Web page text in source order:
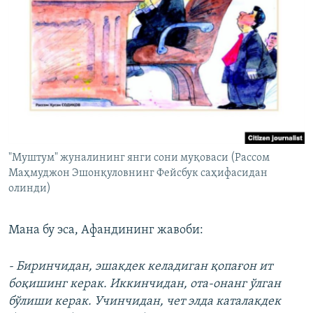
"Муштум" жуналининг янги сони муқоваси (Рассом
Маҳмуджон Эшонқуловнинг Фейсбук саҳифасидан
олинди)
Мана бу эса, Афандининг жавоби:
- Биринчидан, эшакдек келадиган қопағон ит
боқишинг керак. Иккинчидан, ота-онанг ўлган
бўлиши керак. Учинчидан, чет элда каталакдек